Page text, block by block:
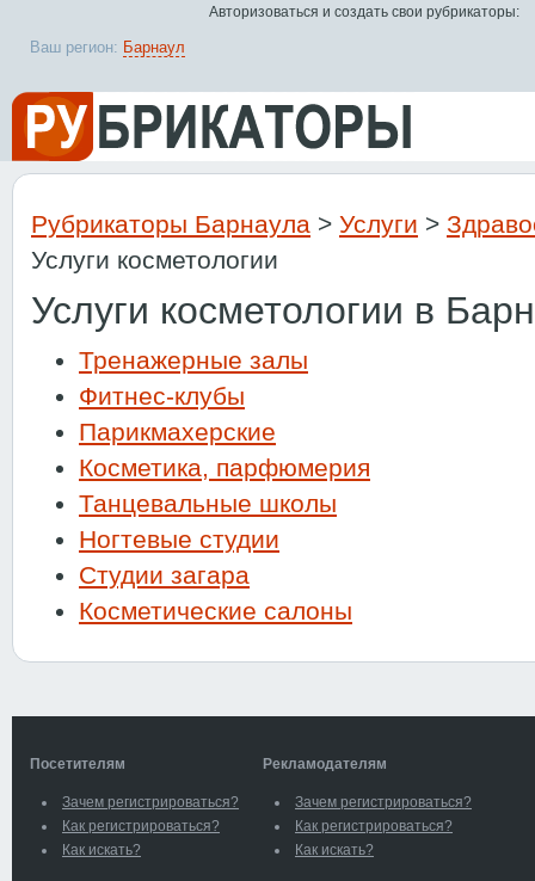
Рубрикаторы Барнаула > Услуги >
Услуги косметологии
Услуги косметологии в
Тренажерные залы
Фитнес-клубы
Парикмахерские
Косметика, парфюмерия
Танцевальные школы
Ногтевые студии
Студии загара
Косметические салоны
Посетителям
Зачем регистрироваться?
Как регистрироваться?
Как искать?
Рекламодателям
Зачем регистрироваться?
Как регистрироваться?
Как искать?
Ваш регион: Барнаул
Авторизоваться и создать свои рубрикаторы: